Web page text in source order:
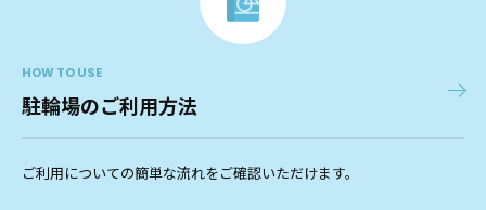
HOW TO USE
駐輪場のご利用方法
ご利用についての簡単な流れをご確認いただけます。